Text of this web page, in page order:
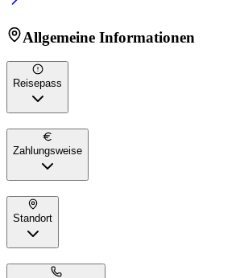
Allgemeine Informationen
Reisepass
Zahlungsweise
Standort